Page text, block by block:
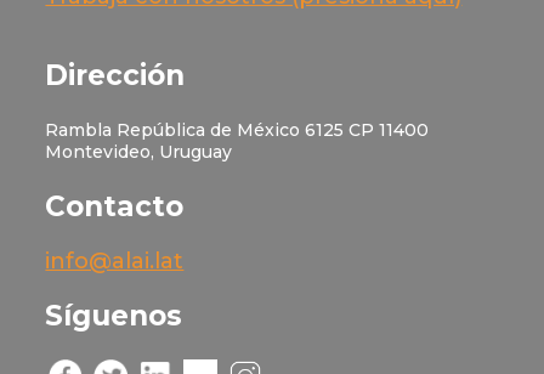
Dirección
Rambla República de México 6125 CP 11400
Montevideo, Uruguay
Contacto
info@alai.lat
Síguenos